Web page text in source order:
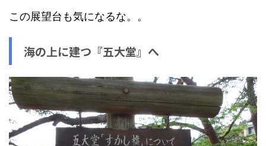
この展望台も気になるな。。
海の上に建つ『五大堂』へ